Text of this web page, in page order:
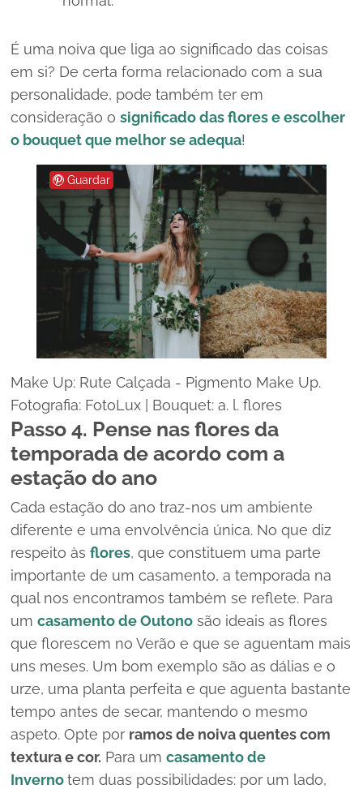
É uma noiva que liga ao significado das coisas
em si? De certa forma relacionado com a sua
personalidade, pode também ter em
consideração o significado das flores e escolher
o bouquet que melhor se adequa!
Guardar
Make Up: Rute Calçada - Pigmento Make Up.
Fotografia: FotoLux | Bouquet: a. l. flores
Passo 4. Pense nas flores da
temporada de acordo com a
estação do ano
Cada estação do ano traz-nos um ambiente
diferente e uma envolvência única. No que diz
respeito às flores, que constituem uma parte
importante de um casamento, a temporada na
qual nos encontramos também se reflete. Para
um casamento de Outono são ideais as flores
que florescem no Verão e que se aguentam mais
uns meses. Um bom exemplo são as dálias e o
urze, uma planta perfeita e que aguenta bastante
tempo antes de secar, mantendo o mesmo
aspeto. Opte por ramos de noiva quentes com
textura e cor. Para um casamento de
Invernotem duas possibilidades: por um lado,